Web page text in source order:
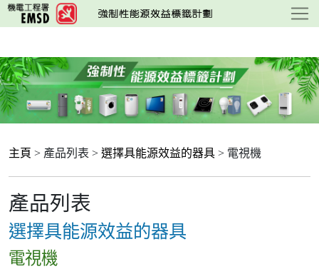
跳
至
要
內
容
主頁 > 產品列表 > 選擇具能源效益的器具 > 電視機
產品列表
選擇具能源效益的器具
電視機